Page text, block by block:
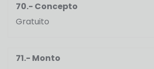
70.- Concepto
Gratuito
71.- Monto